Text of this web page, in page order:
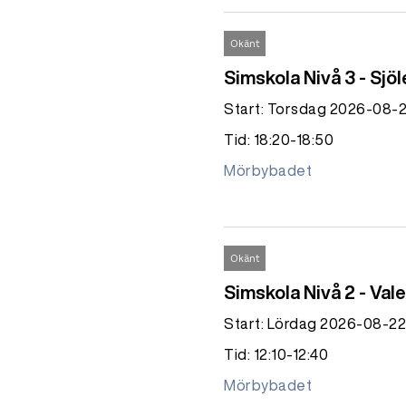
Okänt
Simskola Nivå 3 -
Start: Torsdag 2026-08-
Tid: 18:20-18:50
Mörbybadet
Okänt
Simskola Nivå 2 -
Start: Lördag 2026-08-22
Tid: 12:10-12:40
Mörbybadet